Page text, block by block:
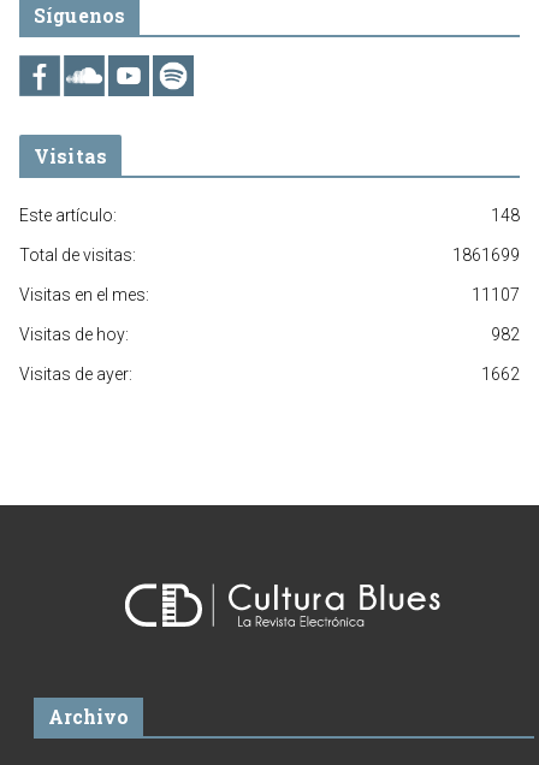
Síguenos
Visitas
148
Este artículo:
1861699
Total de visitas:
11107
Visitas en el mes:
982
Visitas de hoy:
1662
Visitas de ayer:
Archivo